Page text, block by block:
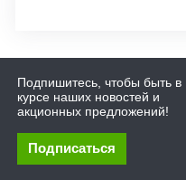
Подпишитесь, чтобы быть в
курсе наших новостей и
акционных предложений!
Подписаться